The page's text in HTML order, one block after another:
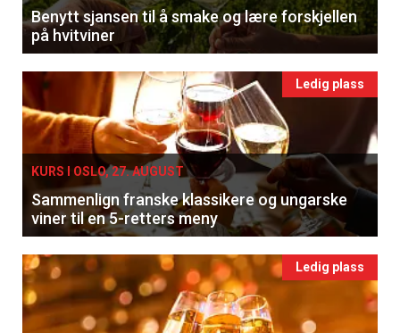
Benytt sjansen til å smake og lære forskjellen
på hvitviner
Ledig plass
KURS I OSLO, 27. AUGUST
Sammenlign franske klassikere og ungarske
viner til en 5-retters meny
Ledig plass